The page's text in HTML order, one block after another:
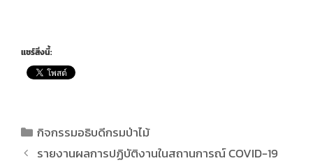
แชร์สิ่งนี้:
กิจกรรมอธิบดีกรมป่าไม้
รายงานผลการปฏิบัติงานในสถานการณ์ COVID-19